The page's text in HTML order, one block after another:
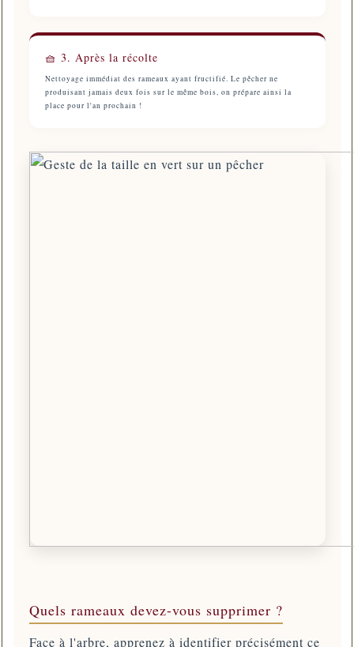
🧺 3. Après la récolte
Nettoyage immédiat des rameaux ayant fructifié. Le pêcher ne
produisant jamais deux fois sur le même bois, on prépare ainsi la
place pour l'an prochain !
Quels rameaux devez-vous supprimer ?
Face à l'arbre, apprenez à identifier précisément ce